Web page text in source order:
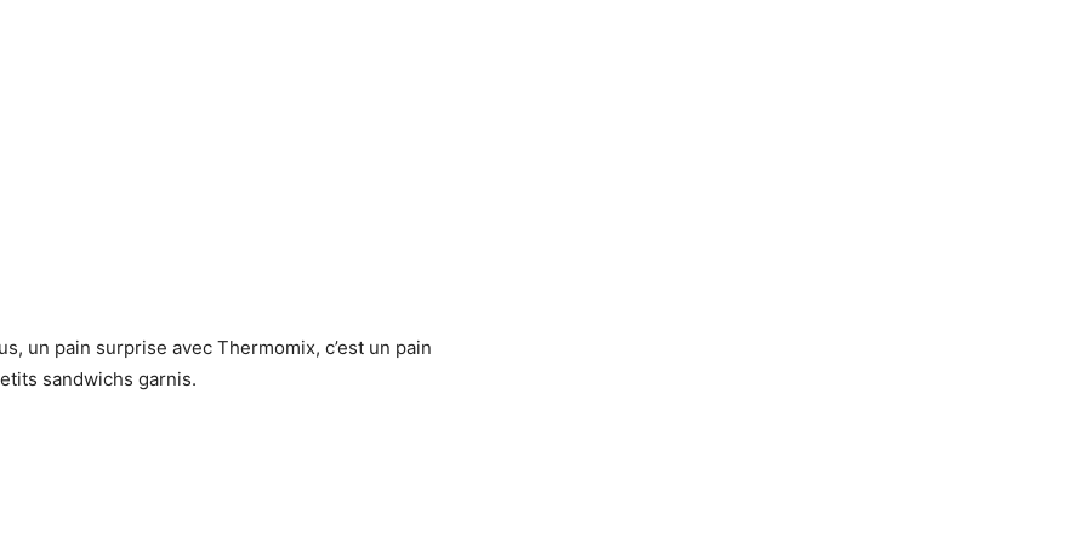
un pain surprise avec Thermomix, c’est un pain
sandwichs garnis.